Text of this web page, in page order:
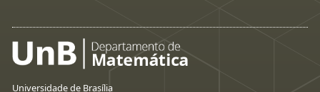
Universidade de Brasília